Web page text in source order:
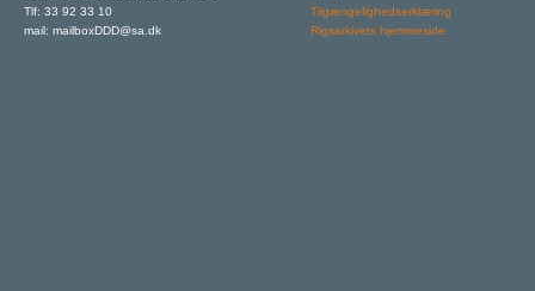
Tlf: 33 92 33 10
mail: mailboxDDD@sa.dk
Tilgængelighedserklæring
Rigsarkivets hjemmeside